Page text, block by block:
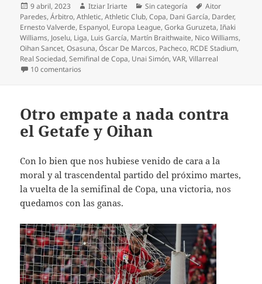
Publicado
el
9 abril, 2023 Autor
Itziar Iriarte Categorías
Sin categoría Etiquetas
Aitor
Paredes,Árbitro,Athletic,Athletic Club,Copa, Dani García, Darder,
Ernesto Valverde, Espanyol, Europa League,Gorka Guruzeta,Iñaki
Williams, Joselu, Liga, Luis García, Martín Braithwaite, Nico Williams,
Oihan Sancet,Osasuna,Óscar De Marcos, Pacheco, RCDE Stadium,
Real Sociedad,Semifinal de Copa, Unai Simón,VAR,Villarreal
10 comentarios
Otro empate a nada contra
el Getafe y Oihan
Con lo bien que nos hubiese venido de cara a la
moral y al trascendental partido del próximo martes,
la vuelta de la semifinal de Copa, una victoria, nos
quedamos con las ganas.